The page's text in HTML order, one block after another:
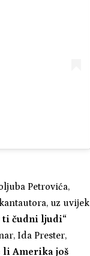
Petrovića,
uz uvijek
čudni ljudi“
Ida Prester,
li Amerika još